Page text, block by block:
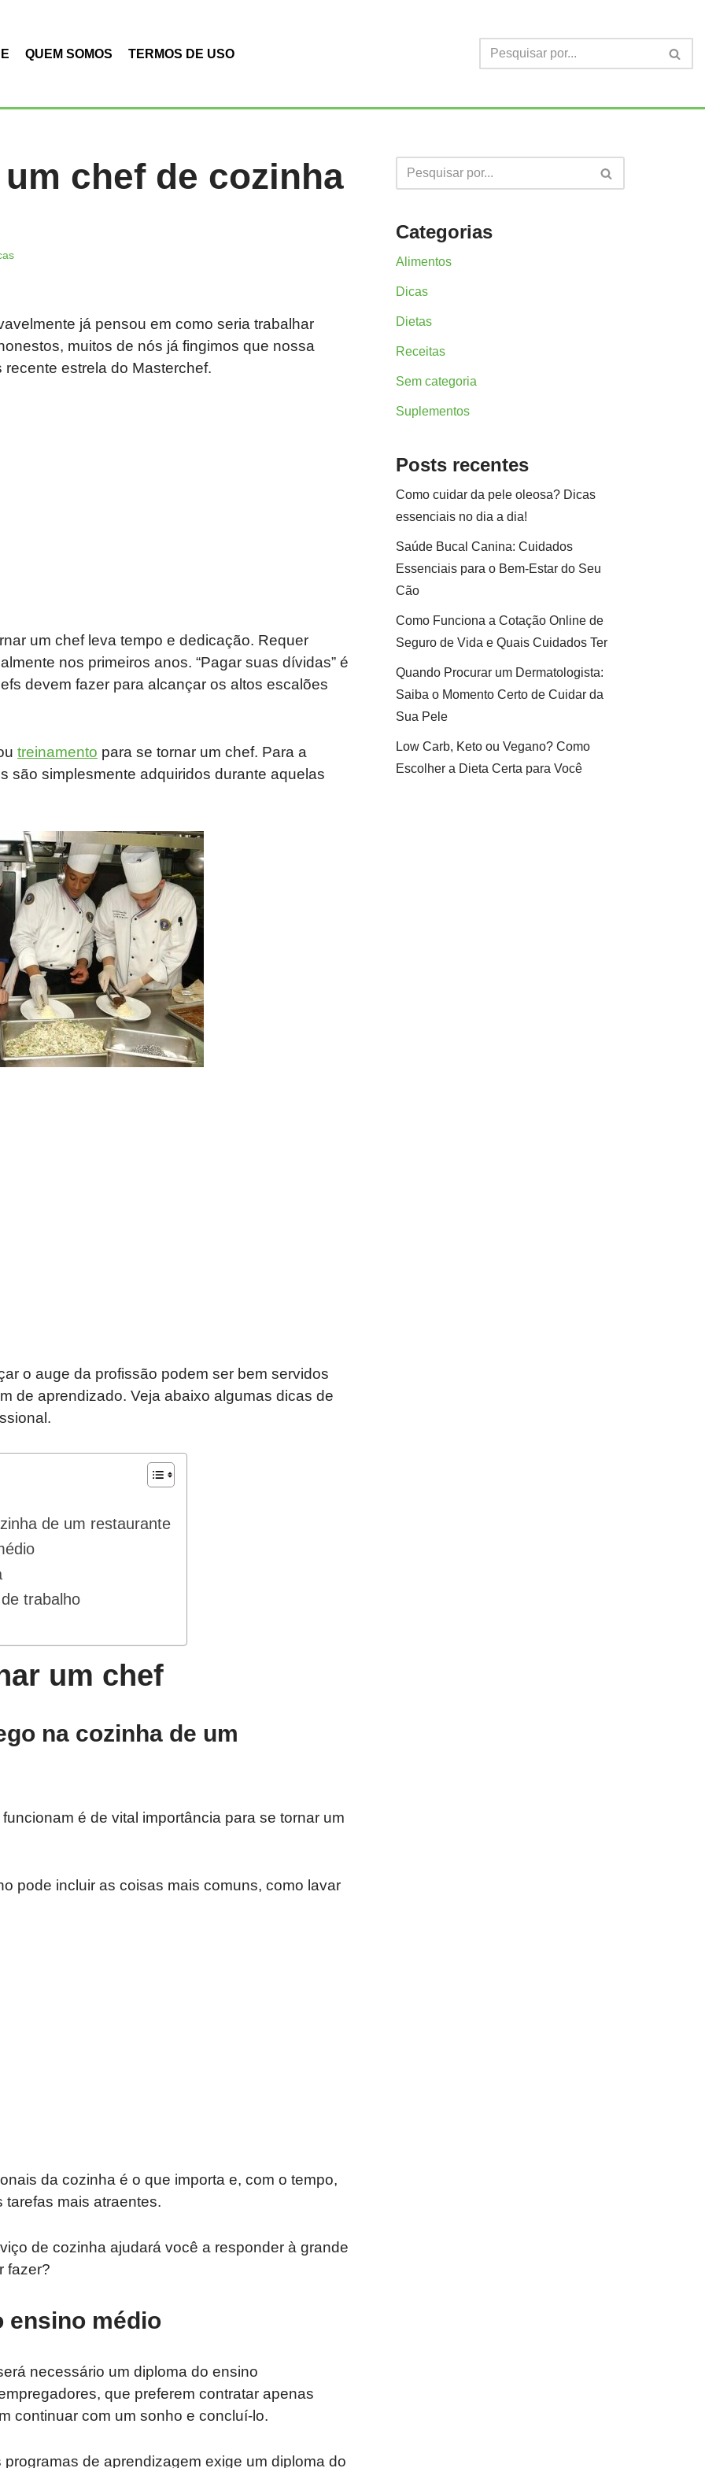
QUEM SOMOS TERMOS DE USO
chef de cozinha
já pensou em como seria trabalhar
muitos de nós já fingimos que nossa
estrela do Masterchef.
um chef leva tempo e dedicação. Requer
nos primeiros anos. “Pagar suas dívidas” é
devem fazer para alcançar os altos escalões
treinamento para se tornar um chef. Para a
são simplesmente adquiridos durante aquelas
o auge da profissão podem ser bem servidos
de aprendizado. Veja abaixo algumas dicas de
de um restaurante
trabalho
um chef
na cozinha de um
é de vital importância para se tornar um
pode incluir as coisas mais comuns, como lavar
da cozinha é o que importa e, com o tempo,
mais atraentes.
de cozinha ajudará você a responder à grande
fazer?
médio
necessário um diploma do ensino
que preferem contratar apenas
continuar com um sonho e concluí-lo.
de aprendizagem exige um diploma do
Categorias
Alimentos
Dicas
Dietas
Receitas
Sem categoria
Suplementos
Posts recentes
Como cuidar da pele oleosa? Dicas
essenciais no dia a dia!
Saúde Bucal Canina: Cuidados
Essenciais para o Bem-Estar do Seu
Cão
Como Funciona a Cotação Online de
Seguro de Vida e Quais Cuidados Ter
Quando Procurar um Dermatologista:
Saiba o Momento Certo de Cuidar da
Sua Pele
Low Carb, Keto ou Vegano? Como
Escolher a Dieta Certa para Você